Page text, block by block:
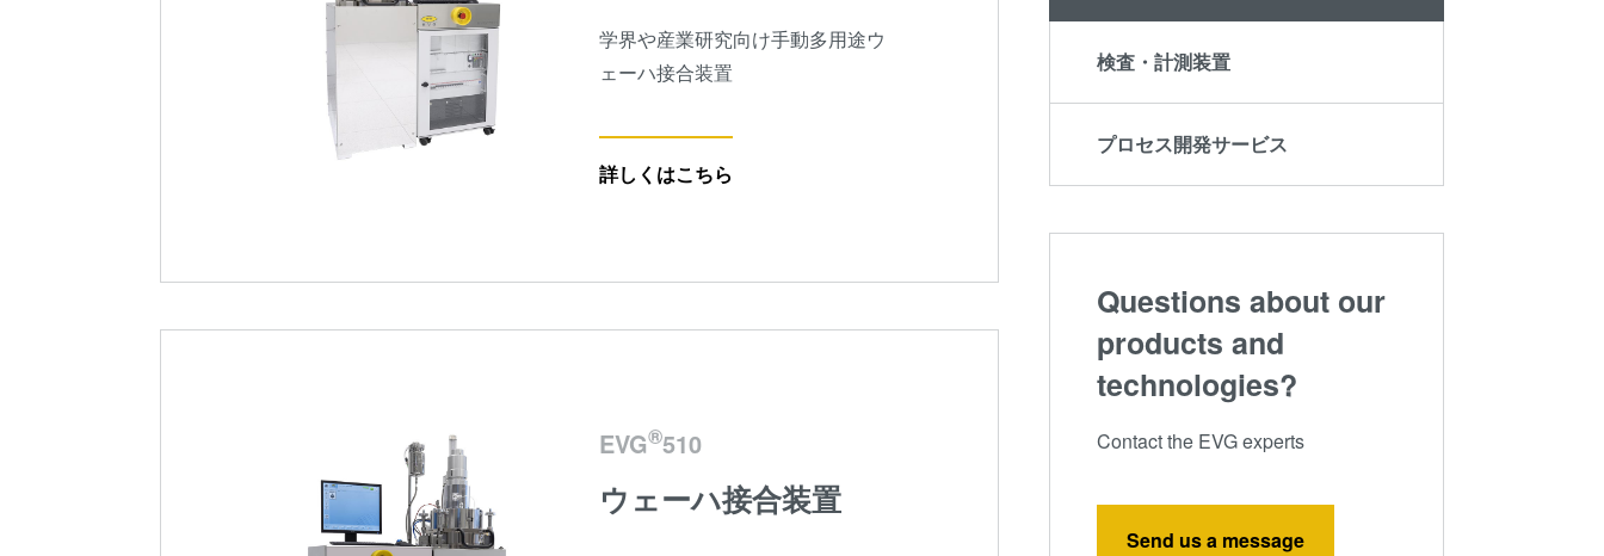
学界や産業研究向け手動多用途ウ
ェーハ接合装置
詳しくはこちら
EVG®510
ウェーハ接合装置
検査・計測装置
プロセス開発サービス
Questions about our
products and
technologies?
Contact the EVG experts
Send us a message